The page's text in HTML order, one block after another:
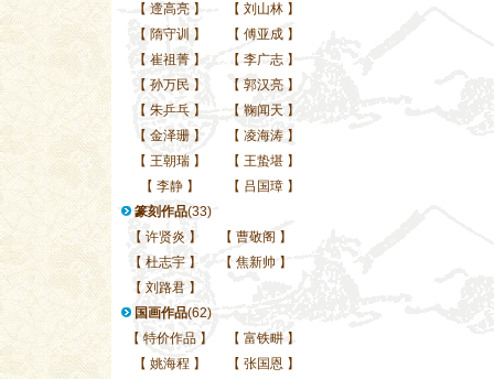
【 遆高亮】 【 刘山林 】
【 隋守训 】 【 傅亚成 】
【 崔祖菁】 【 李广志 】
【 孙万民 】 【 郭汉亮 】
【 朱乒乓】 【 鞠闻天 】
【 金泽珊】 【 凌海涛 】
【 王朝瑞】 【 王蛰堪 】
【 李静】 【 吕国璋 】
篆刻作品(33)
【 许贤炎 】 【 曹敬阁 】
【 杜志宇 】 【 焦新帅 】
【 刘路君 】
国画作品(62)
【 特价作品】 【 富铁畊 】
【 姚海程 】 【 张国恩 】